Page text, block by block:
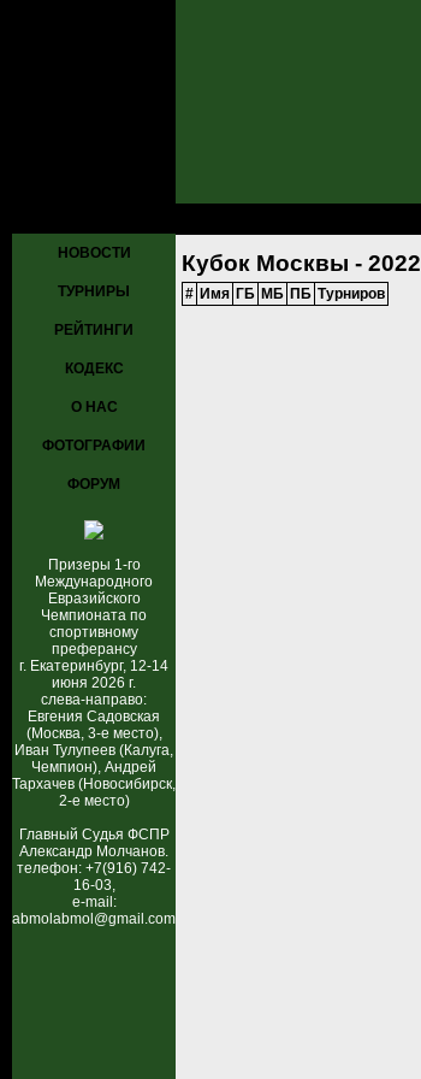
НОВОСТИ
ТУРНИРЫ
РЕЙТИНГИ
КОДЕКС
О НАС
ФОТОГРАФИИ
ФОРУМ
Призеры 1-го
Международного
Евразийского
Чемпионата по
спортивному
преферансу
г. Екатеринбург, 12-14
июня 2026 г.
слева-направо:
Евгения Садовская
(Москва, 3-е место),
Иван Тулупеев (Калуга,
Чемпион), Андрей
Тархачев (Новосибирск,
2-е место)
Главный Судья ФСПР
Александр Молчанов.
телефон: +7(916) 742-
16-03,
e-mail:
abmolabmol@gmail.com
Кубок Москвы - 2022
# Имя ГБ МБ ПБ Турниров